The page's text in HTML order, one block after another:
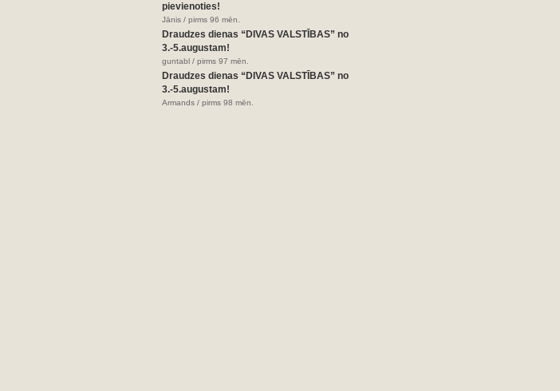
pievienoties!
Jānis / pirms 96 mēn.
Draudzes dienas “DIVAS VALSTĪBAS” no
3.-5.augustam!
guntabl / pirms 97 mēn.
Draudzes dienas “DIVAS VALSTĪBAS” no
3.-5.augustam!
Armands / pirms 98 mēn.